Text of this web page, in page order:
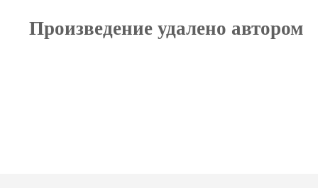
Произведение удалено автором